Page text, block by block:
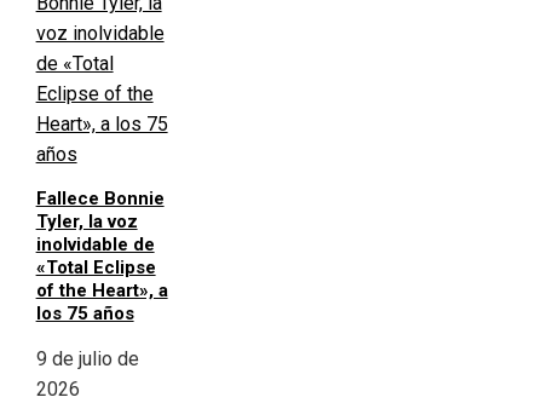
Fallece Bonnie
Tyler, la voz
inolvidable de
«Total Eclipse
of the Heart», a
los 75 años
9 de julio de
2026